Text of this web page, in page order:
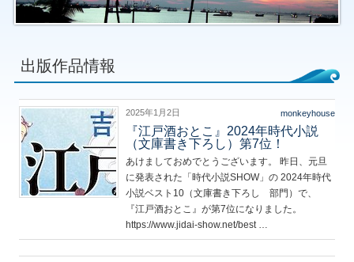
出版作品情報
2025年1月2日 monkeyhouse
『江戸酒おとこ』2024年時代小説
（文庫書き下ろし）第7位！
あけましておめでとうございます。 昨日、元旦
に発表された「時代小説SHOW」の 2024年時代
小説ベスト10（文庫書き下ろし 部門）で、
『江戸酒おとこ』が第7位になりました。
https://www.jidai-show.net/best …